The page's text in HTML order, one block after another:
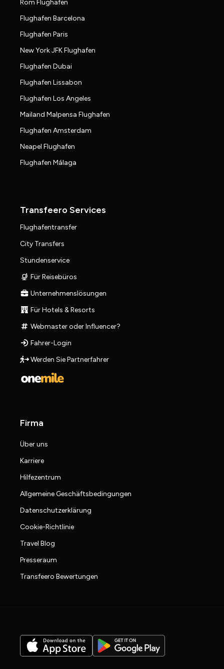
Rom Flughafen
Flughafen Barcelona
Flughafen Paris
New York JFK Flughafen
Flughafen Dubai
Flughafen Lissabon
Flughafen Los Angeles
Mailand Malpensa Flughafen
Flughafen Amsterdam
Neapel Flughafen
Flughafen Málaga
Transfeero Services
Flughafentransfer
City Transfers
Stundenservice
Für Reisebüros
Unternehmenslösungen
Für Hotels & Resorts
Webmaster oder Influencer?
Fahrer-Login
Werden Sie Partnerfahrer
Firma
Über uns
Karriere
Hilfezentrum
Allgemeine Geschäftsbedingungen
Datenschutzerklärung
Cookie-Richtlinie
Travel Blog
Presseraum
Transfeero Bewertungen